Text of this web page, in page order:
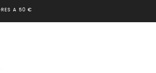
A 50 €